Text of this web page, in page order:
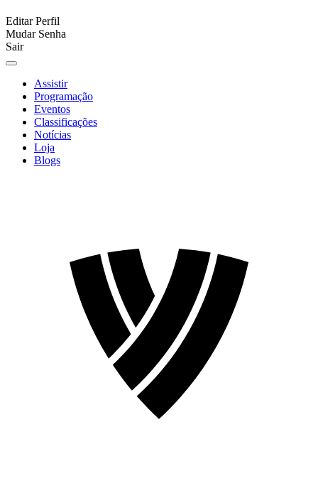
Editar Perfil
Mudar Senha
Sair
Assistir
Programação
Eventos
Classificações
Notícias
Loja
Blogs